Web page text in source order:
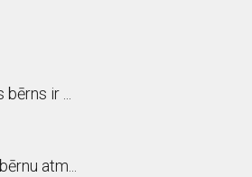
bērns ir ...
atm...